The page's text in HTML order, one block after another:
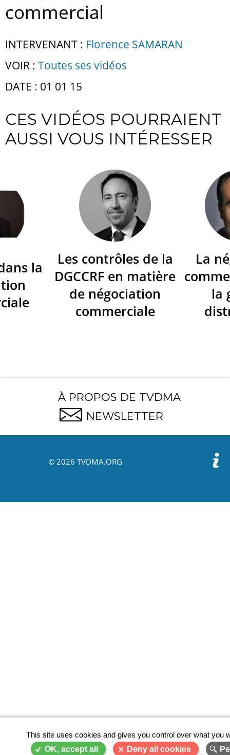
commercial
INTERVENANT : Florence SAMARAN
VOIR : Toutes ses vidéos
DATE : 01 01 15
CES VIDÉOS POURRAIENT
AUSSI VOUS INTÉRESSER
la
Les contrôles de la
DGCCRF en matière
de négociation
commerciale
La
la
À PROPOS DE TVDMA
NEWSLETTER
© 2026 TVDMA.ORG
This site uses cookies and gives you control over what you
OK, accept all
Deny all cookies